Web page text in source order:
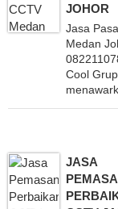
JOHOR
Jasa
Medan
Cool Grup
JASA